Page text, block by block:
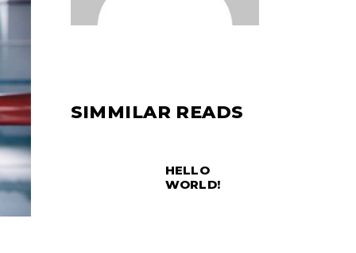
SIMMILAR READS
HELLO
WORLD!